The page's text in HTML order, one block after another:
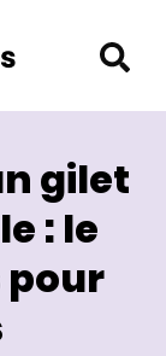
gilet
: le
pour